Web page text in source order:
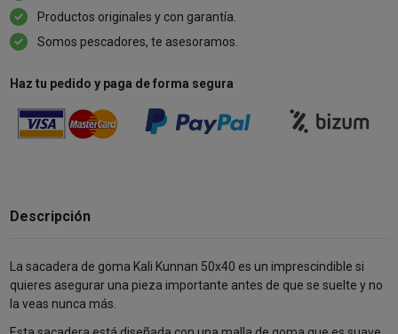
Productos originales y con garantía.
Somos pescadores, te asesoramos.
Haz tu pedido y paga de forma segura
Descripción
La sacadera de goma Kali Kunnan 50x40 es un imprescindible si
quieres asegurar una pieza importante antes de que se suelte y no
la veas nunca más.